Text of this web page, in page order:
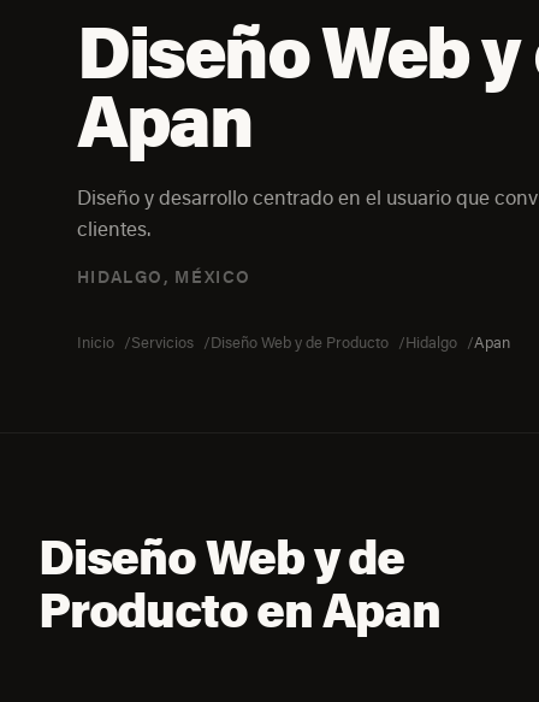
Diseño Web
Apan
Diseño y desarrollo centrado en el usuario que
clientes.
HIDALGO, MÉXICO
Inicio Servicios Diseño Web y de Producto Hidalgo Apan
Diseño Web y de
Producto en Apan